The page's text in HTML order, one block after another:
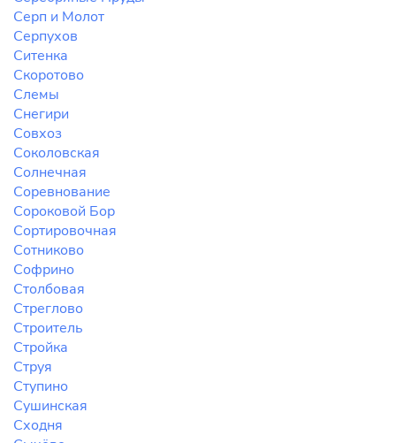
Серп и Молот
Серпухов
Ситенка
Скоротово
Слемы
Снегири
Совхоз
Соколовская
Солнечная
Соревнование
Сороковой Бор
Сортировочная
Сотниково
Софрино
Столбовая
Стреглово
Строитель
Стройка
Струя
Ступино
Сушинская
Сходня